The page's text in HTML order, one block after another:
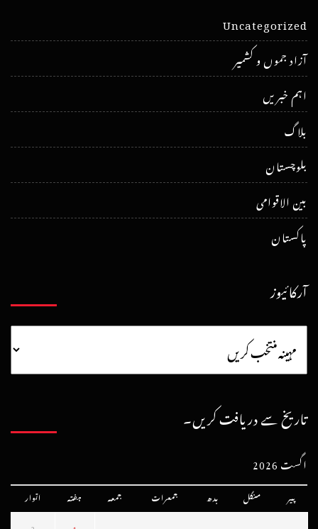
Uncategorized
آزاد جموں و کشمیر
اہم خبریں
بلاگ
بلوچستان
بین الاقوامی
پاکستان
آرکائیوز
تاریخ سے دریافت کریں۔
اگست 2026
پیر منگل بدھ جمعرات جمعہ ہفتہ اتوار